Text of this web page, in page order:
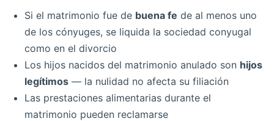
Si el matrimonio fue de buena fe de al menos uno
de los cónyuges, se liquida la sociedad conyugal
como en el divorcio
Los hijos nacidos del matrimonio anulado son hijos
legítimos — la nulidad no afecta su filiación
Las prestaciones alimentarias durante el
matrimonio pueden reclamarse